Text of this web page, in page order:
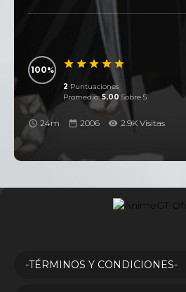
100
2 Puntuaciones
Promedio:5,00 Sobre 5
24m 2006 2.9K Visitas
-TÉRMINOS Y CONDICIONES-